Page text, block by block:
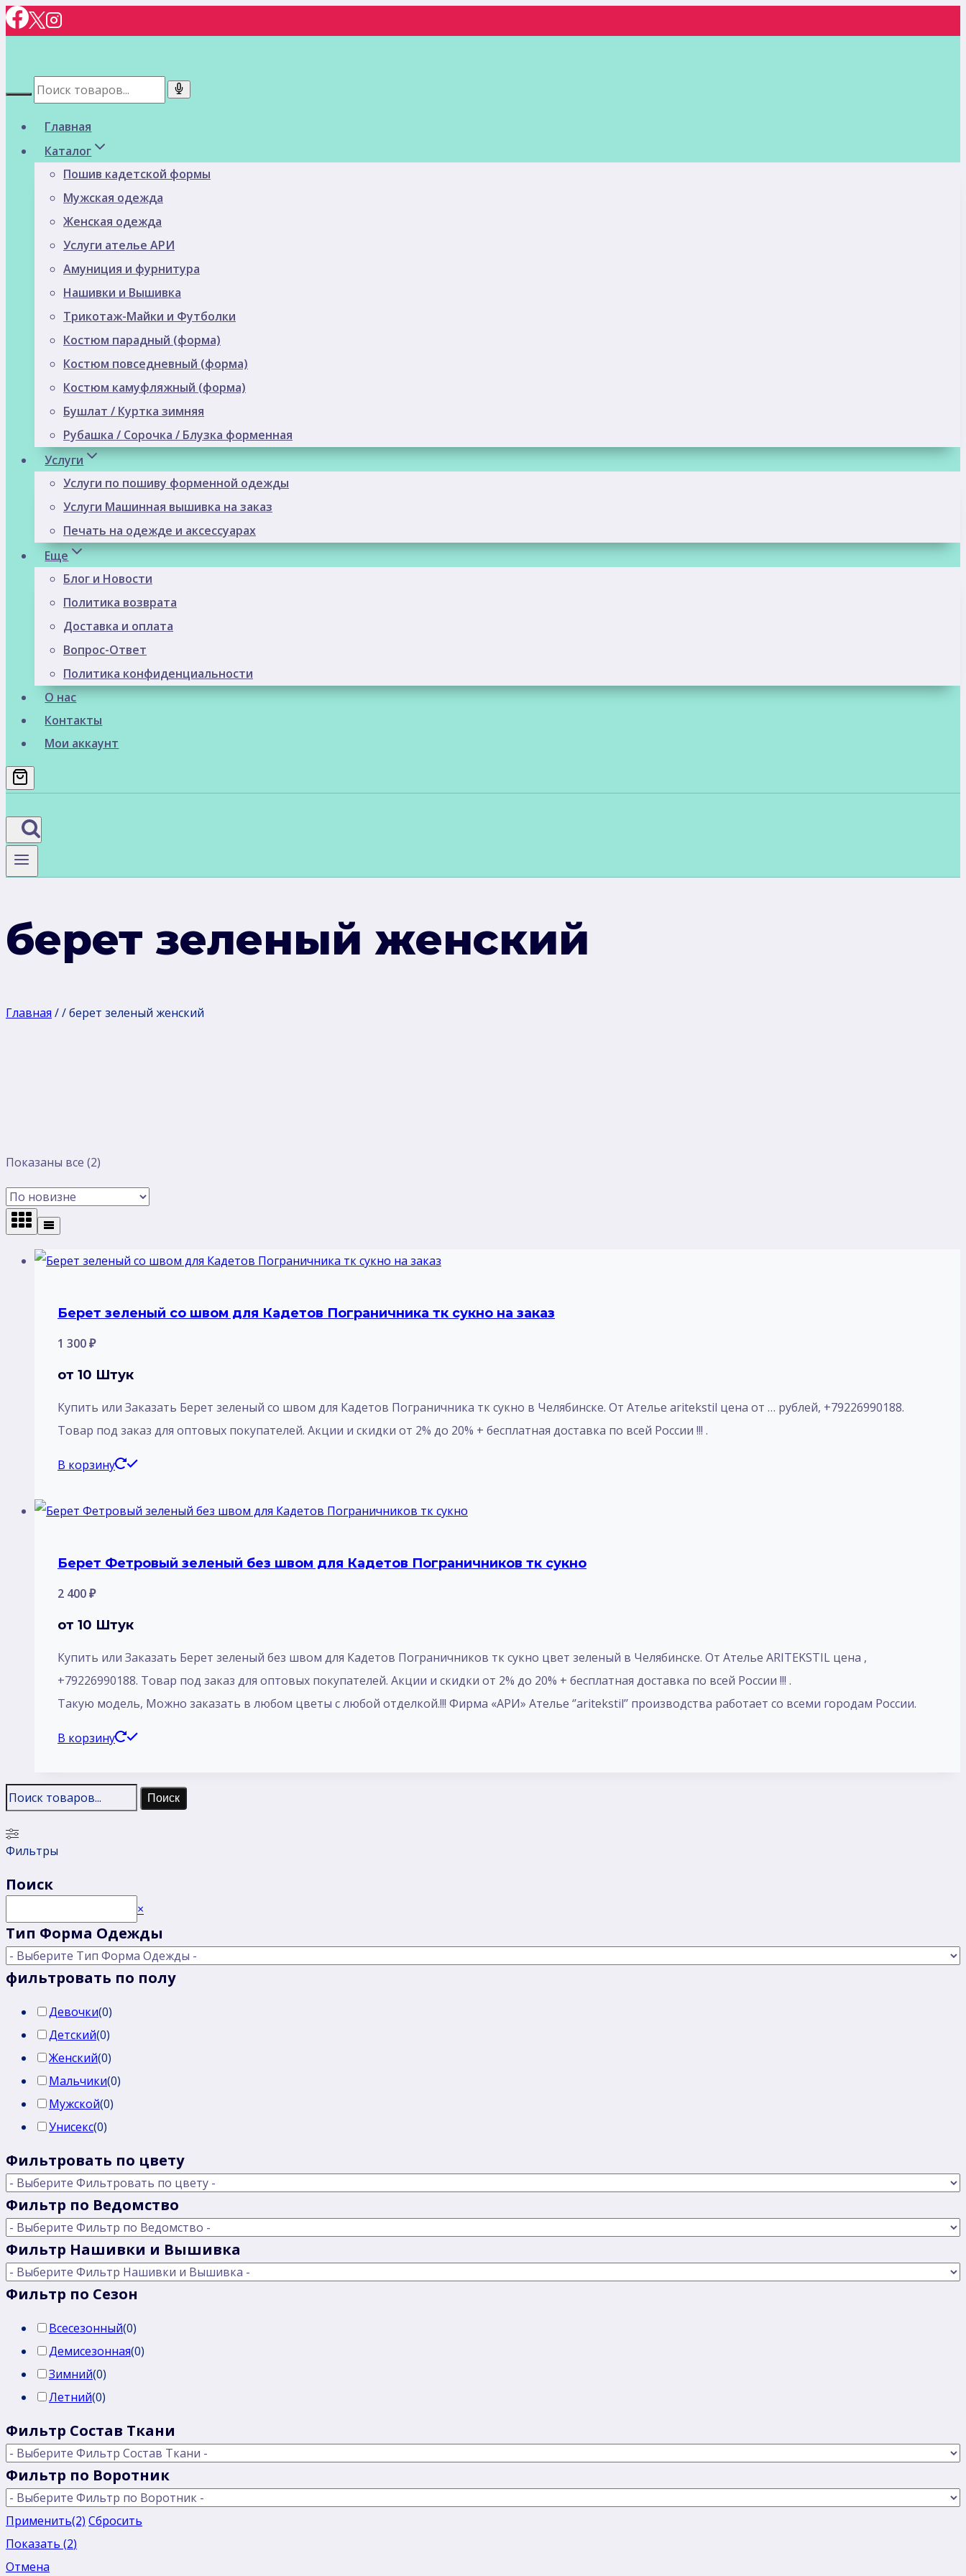
Перейти
к
Главная
Каталог
Пошив кадетской формы
Мужская одежда
Женская одежда
Услуги ателье АРИ
Амуниция и фурнитура
Нашивки и Вышивка
Трикотаж-Майки и Футболки
Костюм парадный (форма)
Костюм повседневный (форма)
Костюм камуфляжный (форма)
Бушлат / Куртка зимняя
Рубашка / Сорочка / Блузка форменная
Услуги
Услуги по пошиву форменной одежды
Услуги Машинная вышивка на заказ
Печать на одежде и аксессуарах
Еще
Блог и Новости
Политика возврата
Доставка и оплата
Вопрос-Ответ
Политика конфиденциальности
О нас
Контакты
Мои аккаунт
берет зеленый женский
Главная //берет зеленый женский
Показаны все (2)
самые
недавние
Берет зеленый со швом для Кадетов Пограничника тк сукно на заказ
1 300₽
от 10 Штук
Купить или Заказать Берет зеленый со швом для Кадетов Пограничника тк сукно в Челябинске. От Ателье aritekstil цена от … рублей, +79226990188.
Товар под заказ для оптовых покупателей. Акции и скидки от 2% до 20% + бесплатная доставка по всей России !!! .
В корзину
Берет Фетровый зеленый без швом для Кадетов Пограничников тк сукно
2 400₽
от 10 Штук
Купить или Заказать Берет зеленый без швом для Кадетов Пограничников тк сукно цвет зеленый в Челябинске. От Ателье ARITEKSTIL цена ,
+79226990188. Товар под заказ для оптовых покупателей. Акции и скидки от 2% до 20% + бесплатная доставка по всей России !!! .
Такую модель, Mожно заказать в любом цветы с любой отделкой.!!! Фирма «АРИ» Ателье ‘’aritekstil’’ производства работает со всеми городам России.
В корзину
Поиск
Фильтры
Поиск
×
Тип Форма Одежды
фильтровать по полу
Девочки(0)
Детский(0)
Женский(0)
Мальчики(0)
Мужской(0)
Унисекс(0)
Фильтровать по цвету
Фильтр по Ведомство
Фильтр Нашивки и Вышивка
Фильтр по Сезон
Всесезонный(0)
Демисезонная(0)
Зимний(0)
Летний(0)
Фильтр Состав Ткани
Фильтр по Воротник
Применить(2) Сбросить
Показать (2)
Отмена